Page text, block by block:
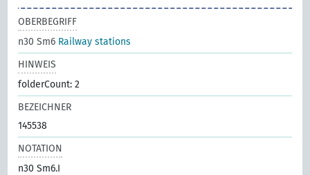
OBERBEGRIFF
n30 Sm6 Railway stations
HINWEIS
folderCount: 2
BEZEICHNER
145538
NOTATION
n30 Sm6.I